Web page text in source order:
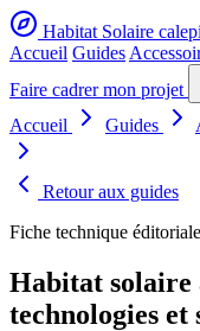
Habitat Solaire
Accueil Guides
Faire cadrer mon projet
Accueil
Guides
Retour aux guides
Fiche technique éditoriale
Habitat solaire
technologies et